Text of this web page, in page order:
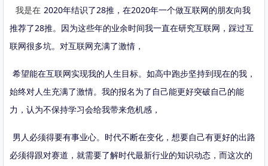
我是在 2020年结识了28推，在2020年一个做互联网的朋友向我
推荐了28推。因为这些年的业余时间我一直在研究互联网，踩过互
联网很多坑。对互联网充满了激情，
希望能在互联网实现我的人生目标。如高中跑步坚持到现在的我，
始终对人生充满了激情。我的报名为了自己能更好突破自己的能
力，认为不保持学习会给我带来危机感，
男人必须得要有事业心。时代不断在变化，想要自己有更好的出路
必须得跟对赛道，就需要了解时代最新行业的知识动态，而这次的